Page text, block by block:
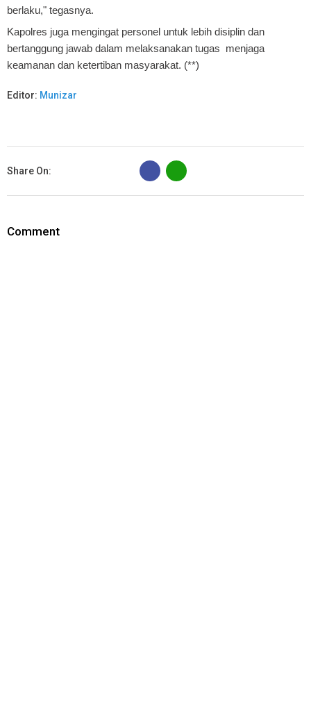
berlaku," tegasnya.
Kapolres juga mengingat personel untuk lebih disiplin dan
bertanggung jawab dalam melaksanakan tugas menjaga
keamanan dan ketertiban masyarakat. (**)
Editor: Munizar
Share On:
B
Comment